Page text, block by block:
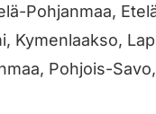
Pohjanmaa,
Kymenlaakso,
Pohjois-